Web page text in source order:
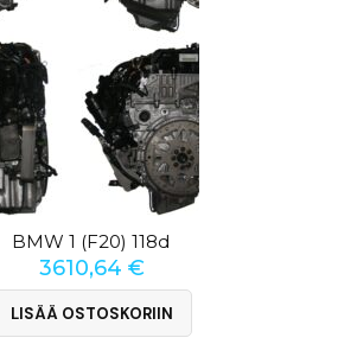
BMW 1 (F20) 118d
3610,64 €
LISÄÄ OSTOSKORIIN